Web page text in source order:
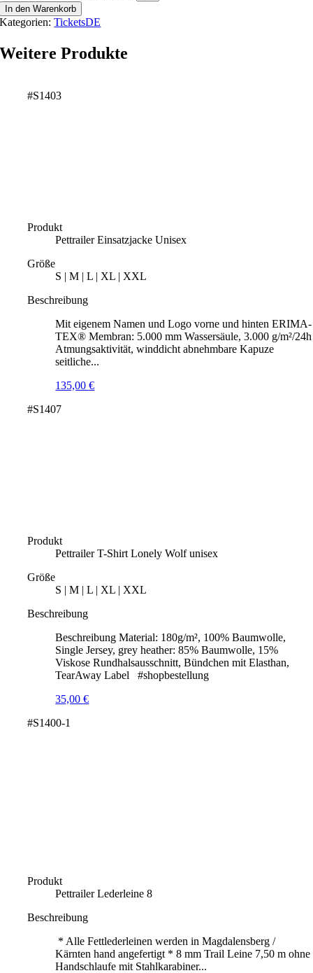
In den Warenkorb
Kategorien:TicketsDE
Weitere Produkte
#S1403
Produkt
Pettrailer Einsatzjacke Unisex
Größe
S | M | L | XL | XXL
Beschreibung
Mit eigenem Namen und Logo vorne und hinten ERIMA-
TEX® Membran: 5.000 mm Wassersäule, 3.000 g/m²/24h
Atmungsaktivität, winddicht abnehmbare Kapuze
seitliche...
135,00€
#S1407
Produkt
Pettrailer T-Shirt Lonely Wolf unisex
Größe
S | M | L | XL | XXL
Beschreibung
Beschreibung Material: 180g/m², 100% Baumwolle,
Single Jersey, grey heather: 85% Baumwolle, 15%
Viskose Rundhalsausschnitt, Bündchen mit Elasthan,
TearAway Label #shopbestellung
35,00€
#S1400-1
Produkt
Pettrailer Lederleine 8
Beschreibung
* Alle Fettlederleinen werden in Magdalensberg /
Kärnten hand angefertigt * 8 mm Trail Leine 7,50 m ohne
Handschlaufe mit Stahlkarabiner...